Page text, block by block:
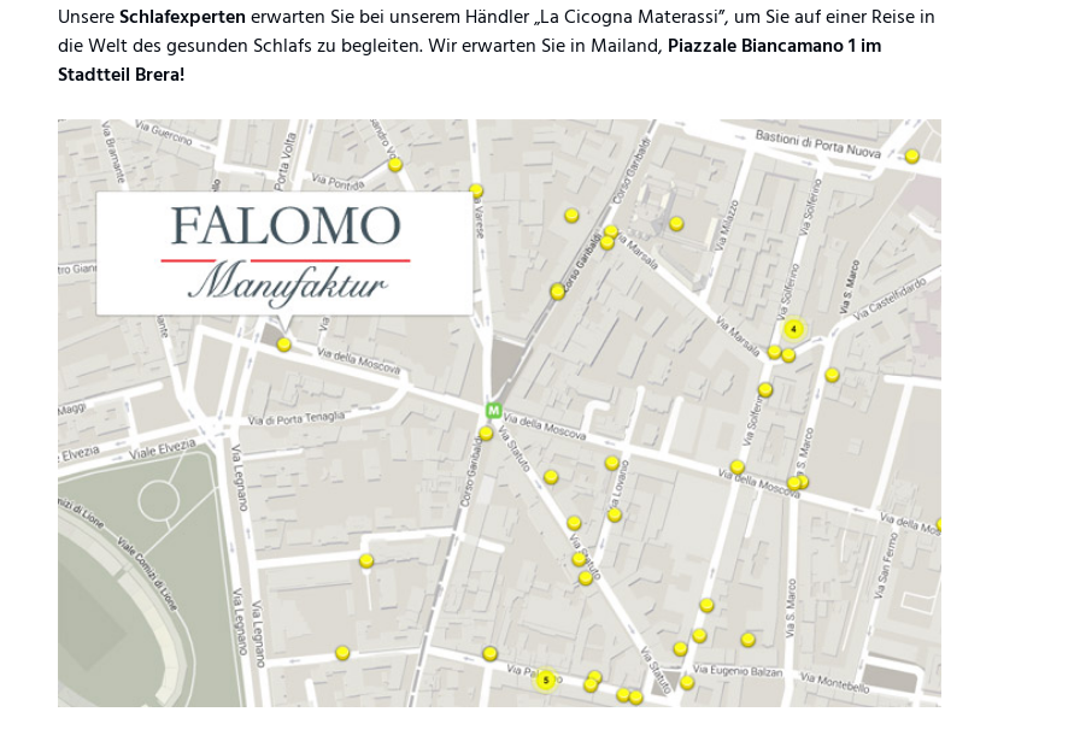
UnsereSchlafexpertenerwarten Sie bei unserem Händler „La Cicogna Materassi”, um Sie auf einer Reise in
die Welt des gesunden Schlafs zu begleiten. Wir erwarten Sie in Mailand, Piazzale Biancamano 1 im
Stadtteil Brera!